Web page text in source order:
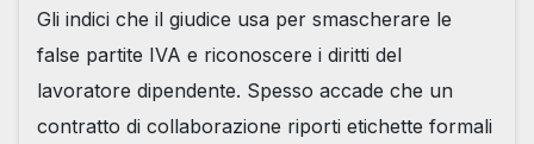
Gli indici che il giudice usa per smascherare le
false partite IVA e riconoscere i diritti del
lavoratore dipendente. Spesso accade che un
contratto di collaborazione riporti etichette formali